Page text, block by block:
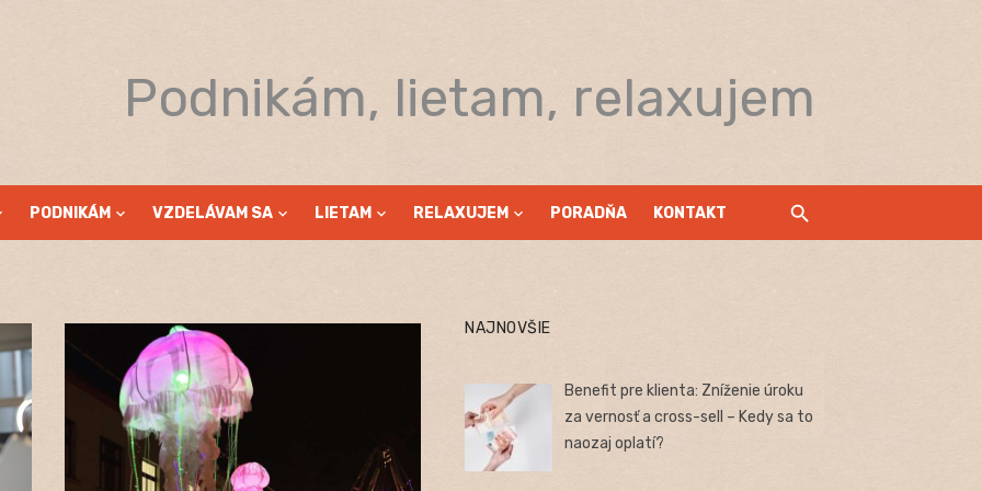
Podnikám, lietam, relaxujem
PODNIKÁM VZDELÁVAM SA LIETAM RELAXUJEM PORADŇA KONTAKT
NAJNOVŠIE
Benefit pre klienta: Zníženie úroku
za vernosť a cross-sell – Kedy sa to
naozaj oplatí?